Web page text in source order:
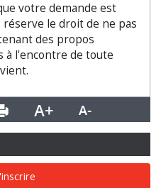
votre demande est
le droit de ne pas
des propos
à l'encontre de toute